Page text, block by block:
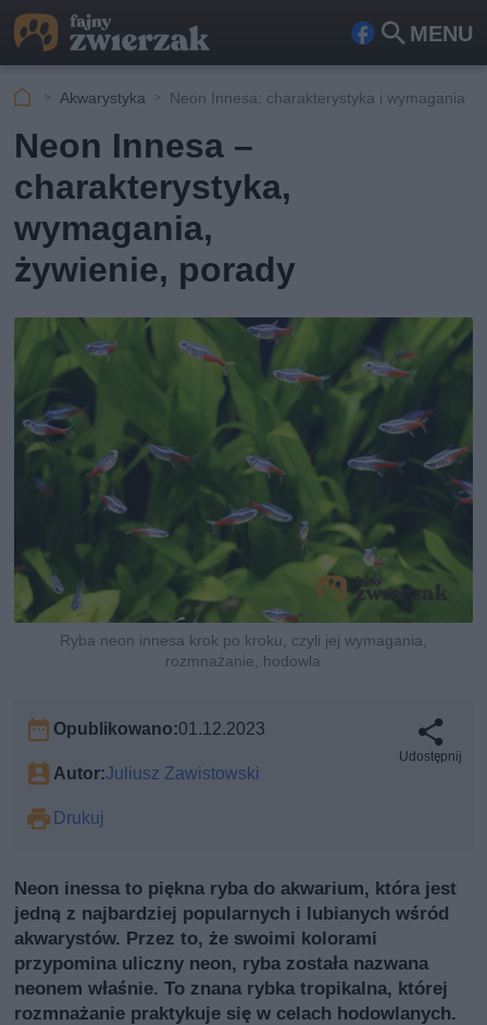
MENU
Fa
ook
Szu
kaj
Akwarystyka Neon Innesa: charakterystyka i wymagania
Neon Innesa –
charakterystyka,
wymagania,
żywienie, porady
Ryba neon innesa krok po kroku, czyli jej wymagania,
rozmnażanie, hodowla
Opublikowano:01.12.2023
Autor:Juliusz Zawistowski
Drukuj
Udostępnij
Neon inessa to piękna ryba do akwarium, która jest
jedną z najbardziej popularnych i lubianych wśród
akwarystów. Przez to, że swoimi kolorami
przypomina uliczny neon, ryba została nazwana
neonem właśnie. To znana rybka tropikalna, której
rozmnażanie praktykuje się w celach hodowlanych.